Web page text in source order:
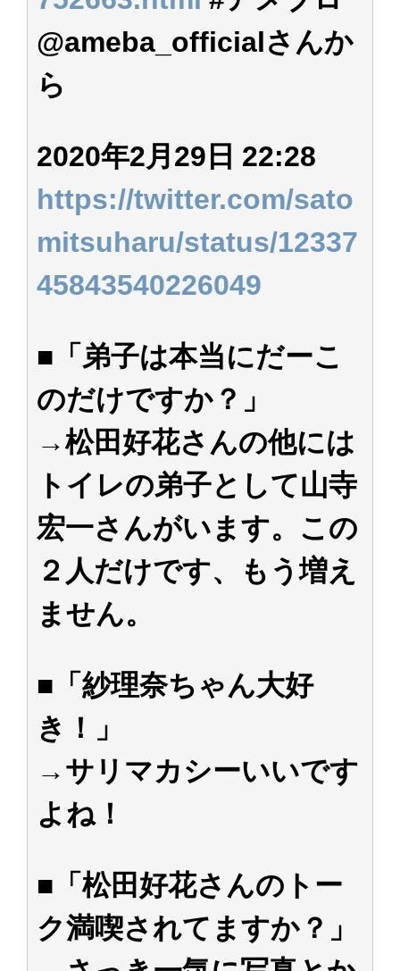
@ameba_officialさんか
ら
2020年2月29日 22:28
https://twitter.com/sato
mitsuharu/status/12337
45843540226049
■「弟子は本当にだーこ
のだけですか？」
→松田好花さんの他には
トイレの弟子として山寺
宏一さんがいます。この
２人だけです、もう増え
ません。
■「紗理奈ちゃん大好
き！」
→サリマカシーいいです
よね！
■「松田好花さんのトー
ク満喫されてますか？」